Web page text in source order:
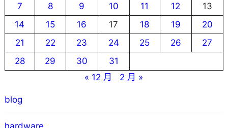
7
8 9 10 11 12
13
14
15 16 17 18 19
20
21
22 23 24 25 26
27
28
29 30
31
« 12 月
2 月 »
blog